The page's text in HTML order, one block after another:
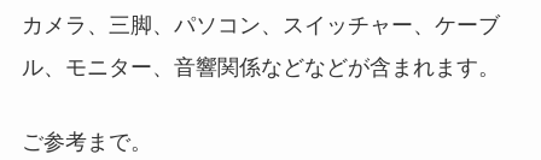
カメラ、三脚、パソコン、スイッチャー、ケーブ
ル、モニター、音響関係などなどが含まれます。
ご参考まで。